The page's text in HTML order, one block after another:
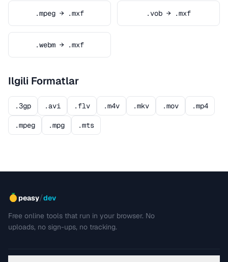
.mpeg → .mxf .vob → .mxf
.webm → .mxf
Ilgili Formatlar
.3gp .avi .flv .m4v .mkv .mov .mp4
.mpeg .mpg .mts
peasy/dev
Free online tools that run in your browser. No
uploads, no sign-ups, no tracking.